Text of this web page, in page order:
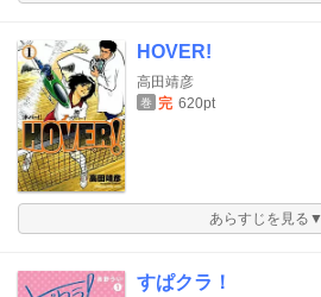
HOVER!
高田靖彦
巻 完 620pt
あらすじを見る▼
すぱクラ！